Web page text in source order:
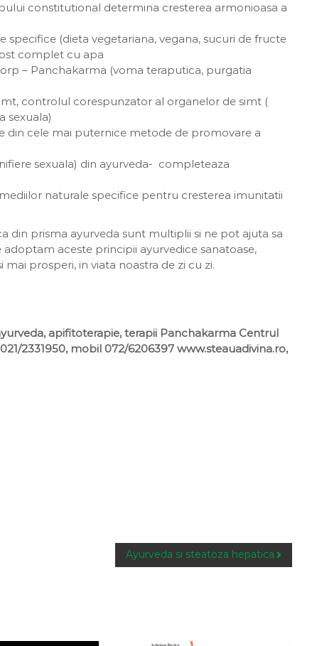
constitutional determina cresterea armonioasa a
(dieta vegetariana, vegana, sucuri de fructe
complet cu apa
– Panchakarma (voma teraputica, purgatia
controlul corespunzator al organelor de simt (
sexuala)
cele mai puternice metode de promovare a
sexuala) din ayurveda- completeaza
naturale specifice pentru cresterea imunitatii
din prisma ayurveda sunt multiplii si ne pot ajuta sa
aceste principii ayurvedice sanatoase,
prosperi, in viata noastra de zi cu zi.
apifitoterapie, terapii Panchakarma Centrul
2331950, mobil 072/6206397 www.steauadivina.ro,
Ayurveda si steatoza hepatica